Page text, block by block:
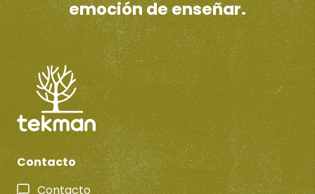
emoción de enseñar.
Contacto
Contacto